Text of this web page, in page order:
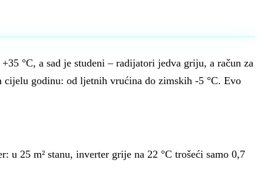
°C, a sad je studeni – radijatori jedva griju, a račun za
godinu: od ljetnih vrućina do zimskih -5 °C. Evo
u 25 m² stanu, inverter grije na 22 °C trošeći samo 0,7